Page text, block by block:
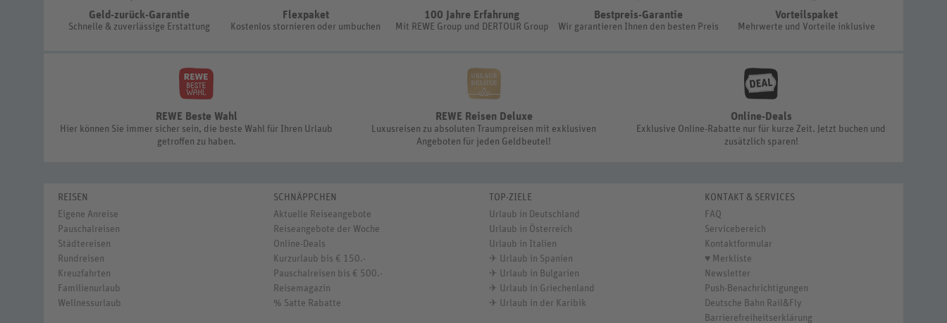
Geld-zurück-Garantie
Schnelle & zuverlässige Erstattung
Flexpaket
Kostenlos stornieren oder umbuchen
100 Jahre Erfahrung
Mit REWE Group und DERTOUR Group
Bestpreis-Garantie
Wir garantieren Ihnen den besten Preis
Vorteilspaket
Mehrwerte und Vorteile inklusive
REWE Beste Wahl
Hier können Sie immer sicher sein, die beste Wahl für Ihren Urlaub
getroffen zu haben.
REWE Reisen Deluxe
Luxusreisen zu absoluten Traumpreisen mit exklusiven
Angeboten für jeden Geldbeutel!
Online-Deals
Exklusive Online-Rabatte nur für kurze Zeit. Jetzt buchen und
zusätzlich sparen!
REISEN
Eigene Anreise
Pauschalreisen
Städtereisen
Rundreisen
Kreuzfahrten
Familienurlaub
Wellnessurlaub
SCHNÄPPCHEN
Aktuelle Reiseangebote
Reiseangebote der Woche
Online-Deals
Kurzurlaub bis € 150.-
Pauschalreisen bis € 500.-
Reisemagazin
% Satte Rabatte
TOP-ZIELE
Urlaub in Deutschland
Urlaub in Österreich
Urlaub in Italien
✈ Urlaub in Spanien
✈ Urlaub in Bulgarien
✈ Urlaub in Griechenland
✈ Urlaub in der Karibik
KONTAKT & SERVICES
FAQ
Servicebereich
Kontaktformular
♥ Merkliste
Newsletter
Push-Benachrichtigungen
Deutsche Bahn Rail&Fly
Barrierefreiheitserklärung